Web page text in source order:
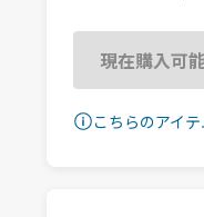
現在購入可
こちらのアイ